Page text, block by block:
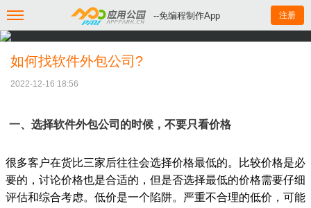
--免编程制作App 注册
如何找软件外包公司?
2022-12-16 18:56
一、选择软件外包公司的时候，不要只看价格
很多客户在货比三家后往往会选择价格最低的。比较价格是必
要的，讨论价格也是合适的，但是否选择最低的价格需要仔细
评估和综合考虑。低价是一个陷阱。严重不合理的低价，可能